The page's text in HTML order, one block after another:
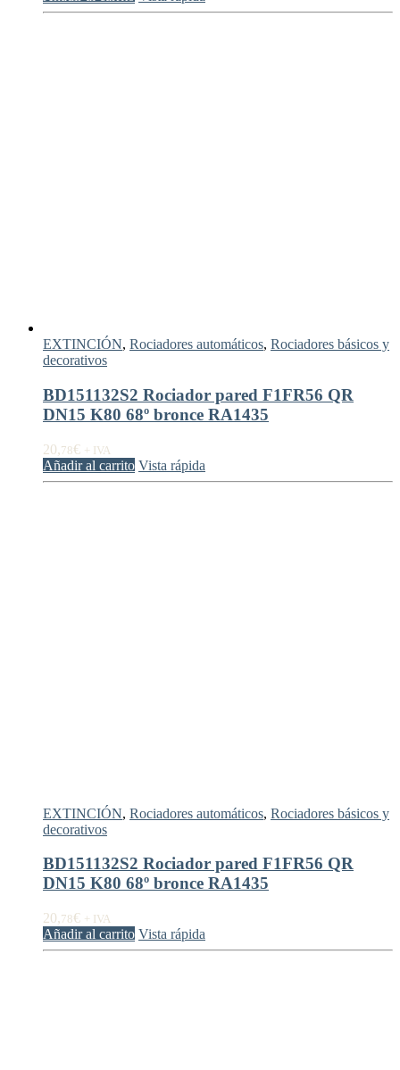
EXTINCIÓN, Rociadores automáticos, Rociadores básicos y
decorativos
BD151132S2 Rociador pared F1FR56 QR
DN15 K80 68º bronce RA1435
20,78€ + IVA
Añadir al carrito Vista rápida
EXTINCIÓN, Rociadores automáticos, Rociadores básicos y
decorativos
BD151132S2 Rociador pared F1FR56 QR
DN15 K80 68º bronce RA1435
20,78€ + IVA
Añadir al carrito Vista rápida